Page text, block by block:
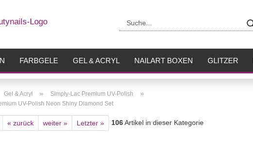
FARBGELE GEL & ACRYL NAILART BOXEN GLITZER
Gel & Acryl » Simply-Lac Premium UV-Polish »
UV-Polish Neon Shiny Diamond Set
« zurück weiter » Letzter » 106Artikel in dieser Kategorie